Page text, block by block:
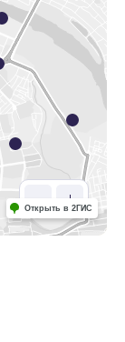
Открыть в 2ГИС